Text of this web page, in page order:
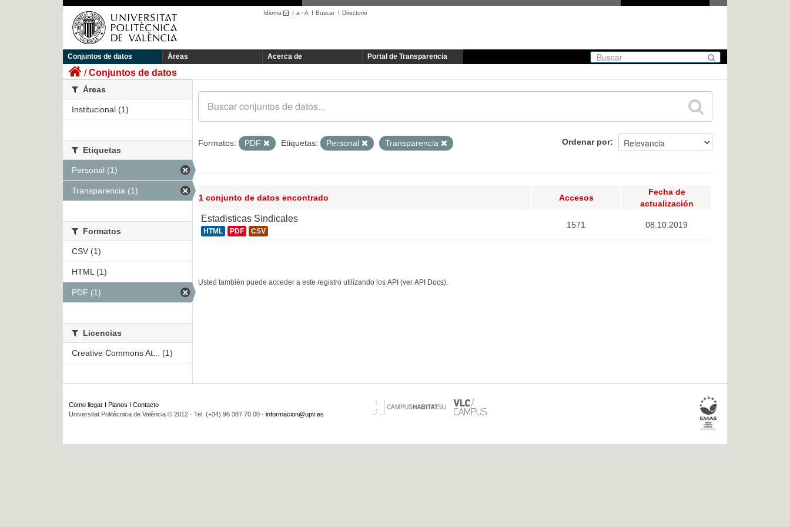
Idioma I a ·A I BuscarI Directorio
Conjuntos de datos Áreas Acerca de Portal de Transparencia
Conjuntos de datos
Ordenar por
Formatos: PDF Etiquetas: Personal Transparencia
1 conjunto de datos encontrado Accesos
Fecha de
actualización
Estadisticas Sindicales
HTML PDF CSV
1571 08.10.2019
Usted también puede acceder a este registro utilizando los API (ver API Docs).
Áreas
Institucional (1)
Etiquetas
Personal (1)
Transparencia (1)
Formatos
CSV (1)
HTML (1)
PDF (1)
Licencias
Creative Commons At... (1)
Cómo llegar Planos
Contacto
Universitat Politècnica de València © 2012 · Tel. (+34) 96 387 70 00 · informacion@upv.es